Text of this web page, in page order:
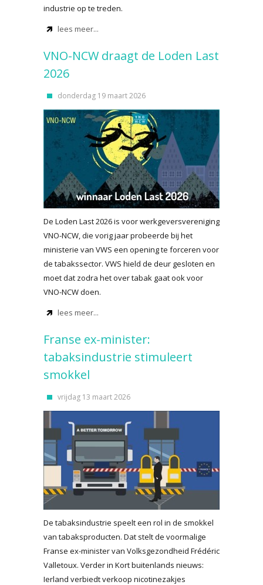
industrie op te treden.
lees meer...
VNO-NCW draagt de Loden Last
2026
donderdag 19 maart 2026
De Loden Last 2026 is voor werkgeversvereniging
VNO-NCW, die vorig jaar probeerde bij het
ministerie van VWS een opening te forceren voor
de tabakssector. VWS hield de deur gesloten en
moet dat zodra het over tabak gaat ook voor
VNO-NCW doen.
lees meer...
Franse ex-minister:
tabaksindustrie stimuleert
smokkel
vrijdag 13 maart 2026
De tabaksindustrie speelt een rol in de smokkel
van tabaksproducten. Dat stelt de voormalige
Franse ex-minister van Volksgezondheid Frédéric
Valletoux. Verder in Kort buitenlands nieuws:
Ierland verbiedt verkoop nicotinezakjes